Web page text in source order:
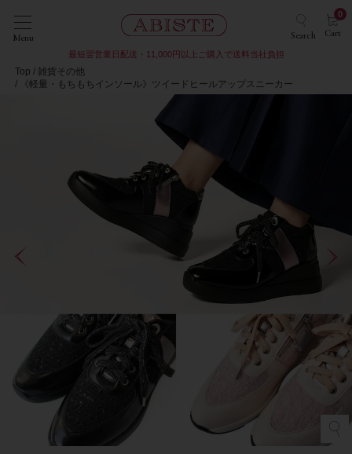
Menu Search Cart
0
最短翌営業日配送・11,000円以上ご購入で送料当社負担
Top
雑貨その他
《軽量・もちもちインソール》ツイードヒールアップスニーカー